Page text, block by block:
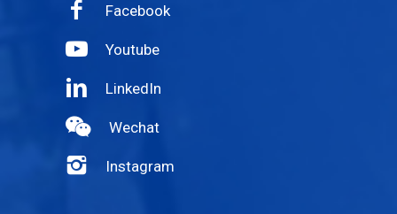
Facebook
Youtube
LinkedIn
Wechat
Instagram